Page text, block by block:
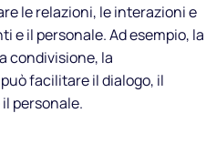
le relazioni, le interazioni e
e il personale. Ad esempio, la
condivisione, la
facilitare il dialogo, il
personale.